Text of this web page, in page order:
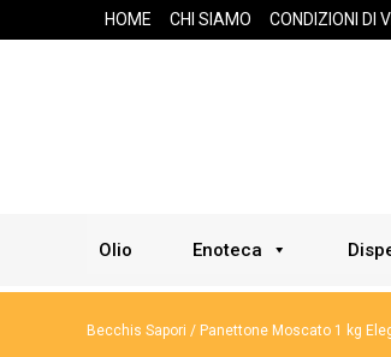
HOME CHI SIAMO CONDIZIONI DI
Olio Enoteca
Becchis Sapori / Panettone Moscato 1 kg